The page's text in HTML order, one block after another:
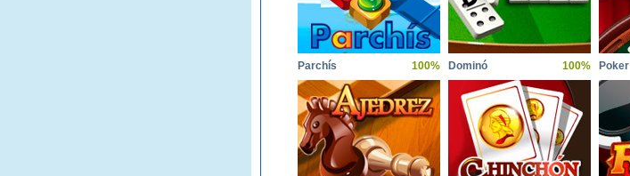
Parchís 100% Dominó 100% Poker